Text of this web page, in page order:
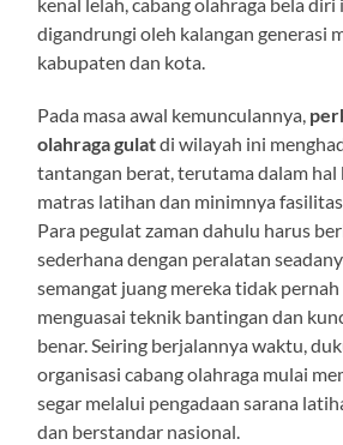
kenal lelah, cabang olahraga bela
digandrungi oleh kalangan generasi
kabupaten dan kota.
Pada masa awal kemunculannya,
olahraga gulatdi wilayah ini
tantangan berat, terutama dalam hal
matras latihan dan minimnya
Para pegulat zaman dahulu harus
sederhana dengan peralatan
semangat juang mereka tidak
menguasai teknik bantingan dan
benar. Seiring berjalannya waktu,
organisasi cabang olahraga mulai
segar melalui pengadaan sarana
dan berstandar nasional.